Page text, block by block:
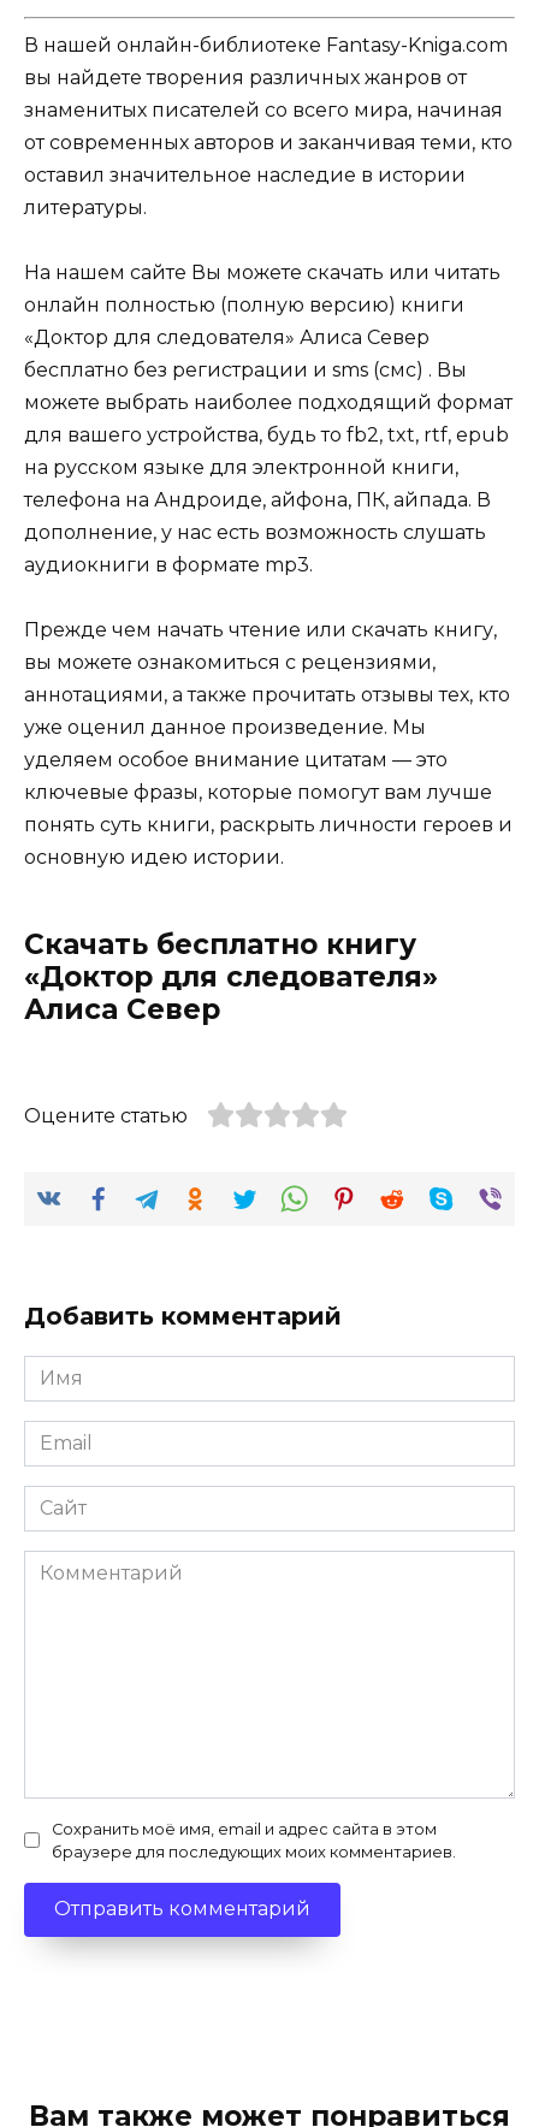
В нашей онлайн-библиотеке Fantasy-Kniga.com
вы найдете творения различных жанров от
знаменитых писателей со всего мира, начиная
от современных авторов и заканчивая теми, кто
оставил значительное наследие в истории
литературы.
На нашем сайте Вы можете скачать или читать
онлайн полностью (полную версию) книги
«Доктор для следователя» Алиса Север
бесплатно без регистрации и sms (смс) . Вы
можете выбрать наиболее подходящий формат
для вашего устройства, будь то fb2, txt, rtf, epub
на русском языке для электронной книги,
телефона на Андроиде, айфона, ПК, айпада. В
дополнение, у нас есть возможность слушать
аудиокниги в формате mp3.
Прежде чем начать чтение или скачать книгу,
вы можете ознакомиться с рецензиями,
аннотациями, а также прочитать отзывы тех, кто
уже оценил данное произведение. Мы
уделяем особое внимание цитатам — это
ключевые фразы, которые помогут вам лучше
понять суть книги, раскрыть личности героев и
основную идею истории.
Скачать бесплатно книгу
«Доктор для следователя»
Алиса Север
Оцените статью
Добавить комментарий
Имя
*
Email
*
Сайт
Комментарий
Сохранить моё имя, email и адрес сайта в этом
браузере для последующих моих комментариев.
Вам также может понравиться